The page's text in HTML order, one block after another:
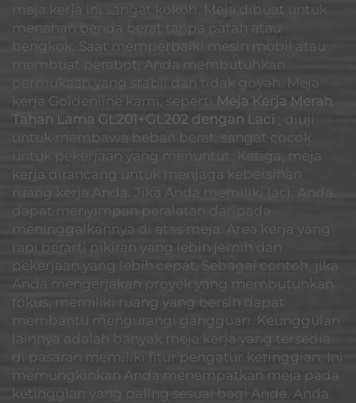
meja kerja ini sangat kokoh. Meja dibuat untuk
menahan benda berat tanpa patah atau
bengkok. Saat memperbaiki mesin mobil atau
membuat perabot, Anda membutuhkan
permukaan yang stabil dan tidak goyah. Meja
kerja Goldenline kami, seperti
Meja Kerja Merah
Tahan Lama GL201+GL202 dengan Laci
, diuji
untuk membawa beban berat, sangat cocok
untuk pekerjaan yang menuntut. Ketiga, meja
kerja dirancang untuk menjaga kebersihan
ruang kerja Anda. Jika Anda memiliki laci, Anda
dapat menyimpan peralatan daripada
meninggalkannya di atas meja. Area kerja yang
rapi berarti pikiran yang lebih jernih dan
pekerjaan yang lebih cepat. Sebagai contoh, jika
Anda mengerjakan proyek yang membutuhkan
fokus, memiliki ruang yang bersih dapat
membantu mengurangi gangguan. Keunggulan
lainnya adalah banyak meja kerja yang tersedia
di pasaran memiliki fitur pengatur ketinggian. Ini
memungkinkan Anda menempatkan meja pada
ketinggian yang paling sesuai bagi Anda. Anda